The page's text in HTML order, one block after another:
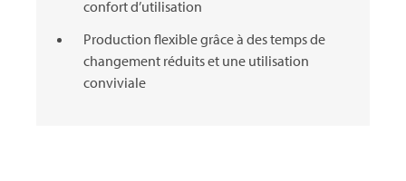
confort d’utilisation
Production flexible grâce à des temps de
changement réduits et une utilisation
conviviale